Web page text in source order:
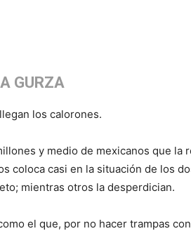
GURZA
los calorones.
y medio de mexicanos que la
coloca casi en la situación de los
mientras otros la desperdician.
el que, por no hacer trampas